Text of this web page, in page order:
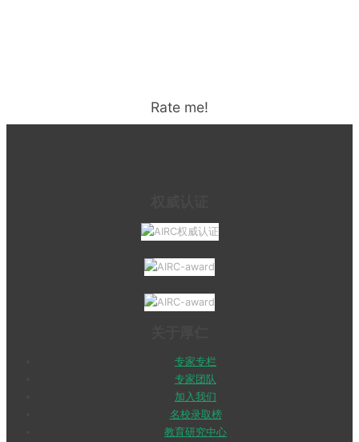
Rate me!
专家专栏
专家团队
加入我们
名校录取榜
教育研究中心